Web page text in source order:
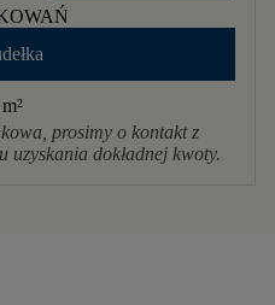
²
prosimy o kontakt z
uzyskania dokładnej kwoty.